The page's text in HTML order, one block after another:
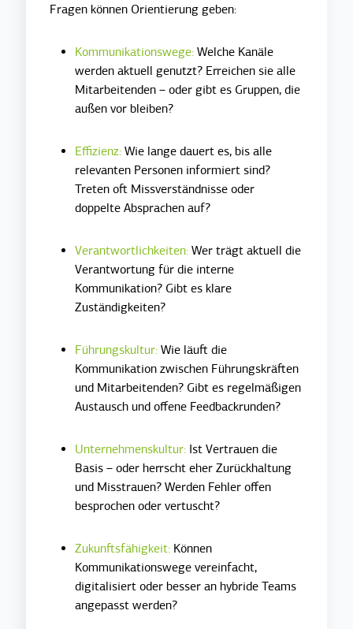
Fragen können Orientierung geben:
Kommunikationswege:Welche Kanäle
werden aktuell genutzt? Erreichen sie alle
Mitarbeitenden – oder gibt es Gruppen, die
außen vor bleiben?
Effizienz:Wie lange dauert es, bis alle
relevanten Personen informiert sind?
Treten oft Missverständnisse oder
doppelte Absprachen auf?
Verantwortlichkeiten:Wer trägt aktuell die
Verantwortung für die interne
Kommunikation? Gibt es klare
Zuständigkeiten?
Führungskultur:Wie läuft die
Kommunikation zwischen Führungskräften
und Mitarbeitenden? Gibt es regelmäßigen
Austausch und offene Feedbackrunden?
Unternehmenskultur: Ist Vertrauen die
Basis – oder herrscht eher Zurückhaltung
und Misstrauen? Werden Fehler offen
besprochen oder vertuscht?
Zukunftsfähigkeit: Können
Kommunikationswege vereinfacht,
digitalisiert oder besser an hybride Teams
angepasst werden?